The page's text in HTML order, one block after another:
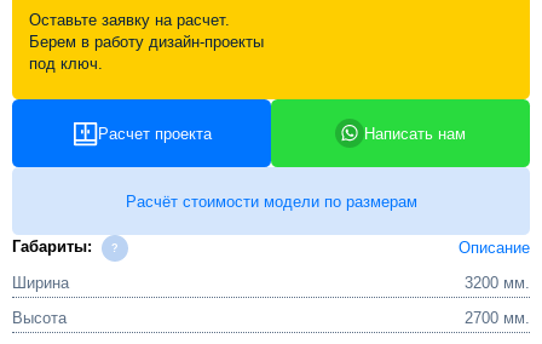
Оставьте заявку на расчет.
Берем в работу дизайн-проекты
под ключ.
Расчет проекта Написать нам
Расчёт стоимости модели по размерам
Габариты:
Описание
Ширина
3200 мм.
Высота
2700 мм.